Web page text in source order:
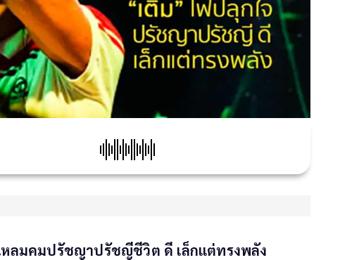
แหลมคมปรัชญาปรัชญีชีวิต ดี เล็กแต่ทรงพลัง